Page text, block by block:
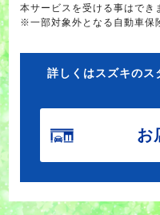
本サービスを受ける事はでき
※一部対象外となる自動車保
詳しくはスズキのス
お